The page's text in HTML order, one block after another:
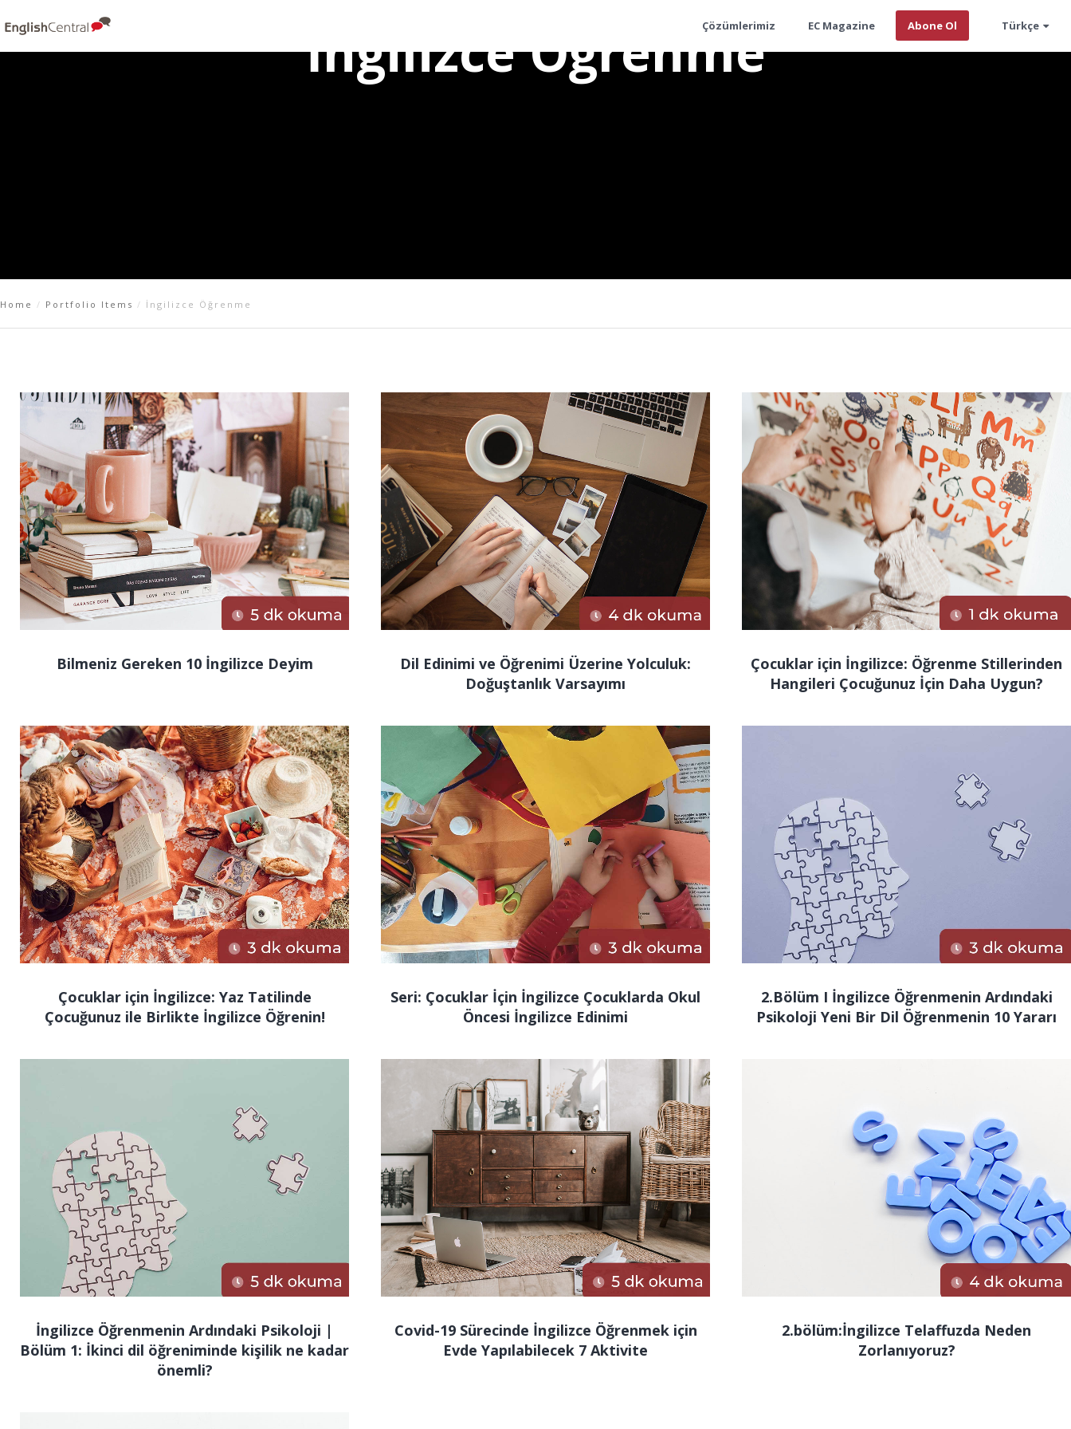
Çözümlerimiz EC Magazine Abone Ol Türkçe
İngilizce Öğrenme
Home Portfolio Items İngilizce Öğrenme
Bilmeniz Gereken 10 İngilizce Deyim
Dil Edinimi ve Öğrenimi Üzerine Yolculuk:
Doğuştanlık Varsayımı
Çocuklar için İngilizce: Öğrenme Stillerinden
Hangileri Çocuğunuz İçin Daha Uygun?
Çocuklar için İngilizce: Yaz Tatilinde
Çocuğunuz ile Birlikte İngilizce Öğrenin!
Seri: Çocuklar İçin İngilizce Çocuklarda Okul
Öncesi İngilizce Edinimi
2.Bölüm I İngilizce Öğrenmenin Ardındaki
Psikoloji Yeni Bir Dil Öğrenmenin 10 Yararı
İngilizce Öğrenmenin Ardındaki Psikoloji |
Bölüm 1: İkinci dil öğreniminde kişilik ne kadar
önemli?
Covid-19 Sürecinde İngilizce Öğrenmek için
Evde Yapılabilecek 7 Aktivite
2.bölüm:İngilizce Telaffuzda Neden
Zorlanıyoruz?